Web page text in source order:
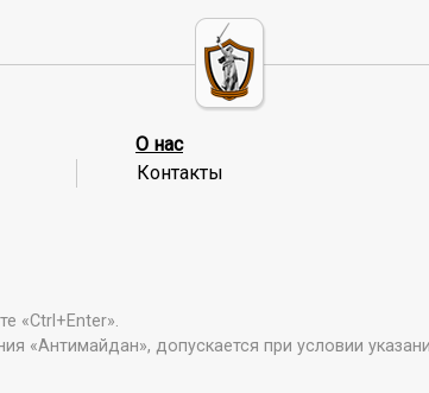
О нас
Контакты
«Ctrl+Enter».
«Антимайдан», допускается при условии